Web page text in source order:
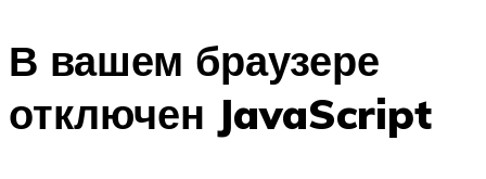
В вашем браузере
отключен JavaScript